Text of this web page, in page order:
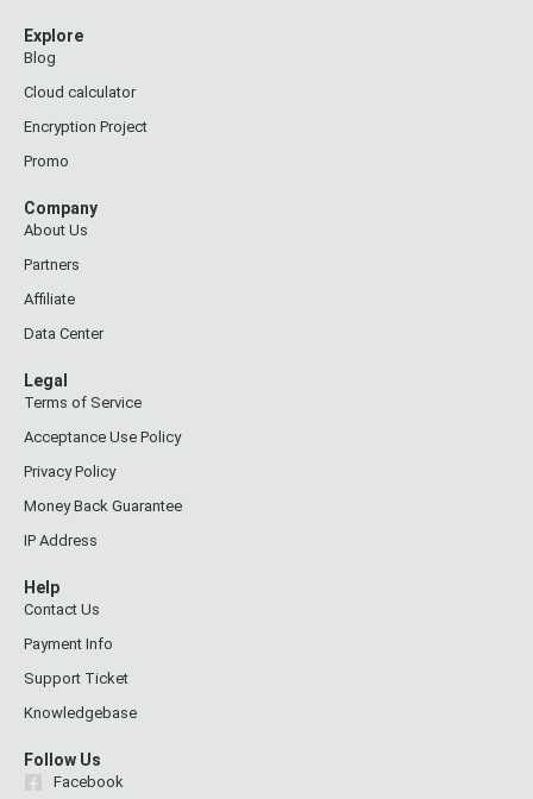
Explore
Blog
Cloud calculator
Encryption Project
Promo
Company
About Us
Partners
Affiliate
Data Center
Legal
Terms of Service
Acceptance Use Policy
Privacy Policy
Money Back Guarantee
IP Address
Help
Contact Us
Payment Info
Support Ticket
Knowledgebase
Follow Us
Facebook